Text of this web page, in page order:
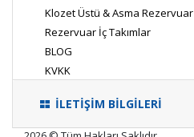
Klozet Üstü & Asma Rezervuar
Rezervuar İç Takımlar
BLOG
KVKK
İLETİŞİM BİLGİLERİ